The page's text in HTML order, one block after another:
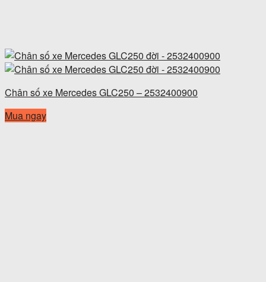
Chân số xe Mercedes GLC250 – 2532400900
Mua ngay